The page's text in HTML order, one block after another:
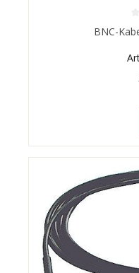
Durchschnittliche
BNC-